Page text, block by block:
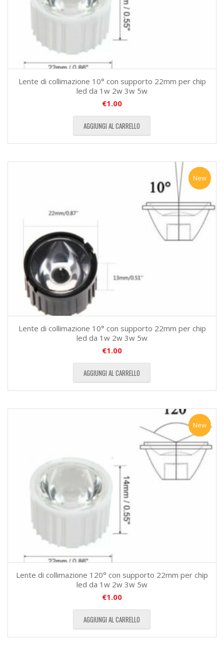
Lente di collimazione 10° con supporto 22mm per chip
led da 1w 2w 3w 5w
€1.00
AGGIUNGI AL CARRELLO
New
Lente di collimazione 10° con supporto 22mm per chip
led da 1w 2w 3w 5w
€1.00
AGGIUNGI AL CARRELLO
New
Lente di collimazione 120° con supporto 22mm per chip
led da 1w 2w 3w 5w
€1.00
AGGIUNGI AL CARRELLO